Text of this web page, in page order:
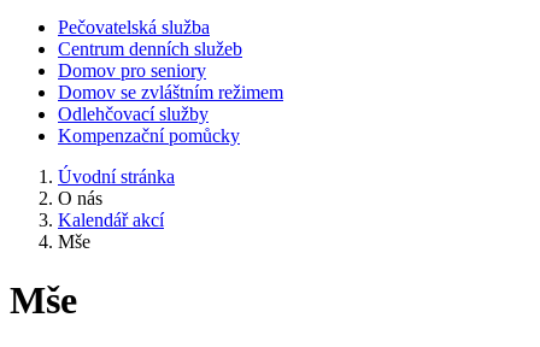
Pečovatelská služba
Centrum denních služeb
Domov pro seniory
Domov se zvláštním režimem
Odlehčovací služby
Kompenzační pomůcky
Úvodní stránka
O nás
Kalendář akcí
Mše
Mše